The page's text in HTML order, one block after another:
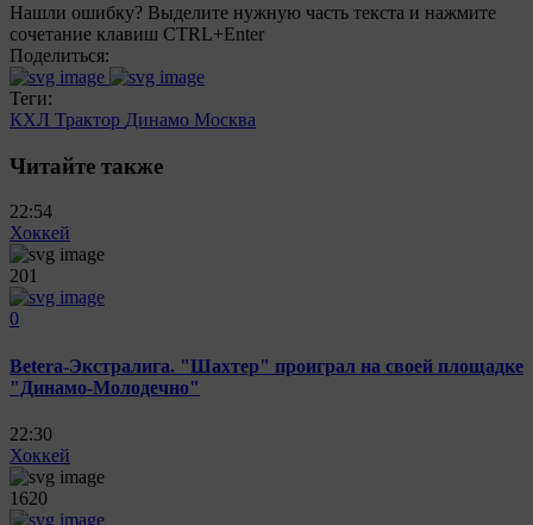
Нашли ошибку? Выделите нужную часть текста и нажмите
сочетание клавиш CTRL+Enter
Поделиться:
Теги:
КХЛ Трактор Динамо Москва
Читайте также
22:54
Хоккей
201
0
Betera-Экстралига. "Шахтер" проиграл на своей площадке
"Динамо-Молодечно"
22:30
Хоккей
1620